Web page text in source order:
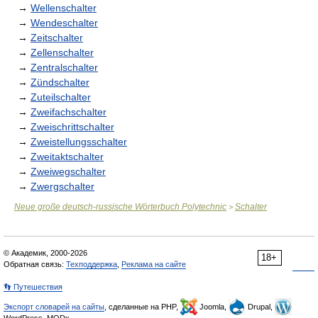
→ Wellenschalter
→ Wendeschalter
→ Zeitschalter
→ Zellenschalter
→ Zentralschalter
→ Zündschalter
→ Zuteilschalter
→ Zweifachschalter
→ Zweischrittschalter
→ Zweistellungsschalter
→ Zweitaktschalter
→ Zweiwegschalter
→ Zwergschalter
Neue große deutsch-russische Wörterbuch Polytechnic > Schalter
18+
© Академик, 2000-2026
Обратная связь: Техподдержка Реклама на сайте
👣 Путешествия
Экспорт словарей на сайты , сделанные на PHP, Joomla,
Drupal,